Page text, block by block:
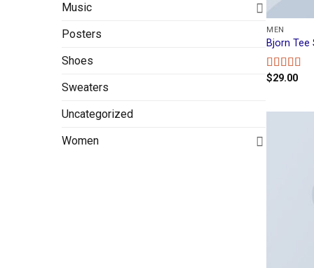
Music
Posters
Shoes
Sweaters
Uncategorized
Women
MEN
Bjorn Tee
Rated
$29.00